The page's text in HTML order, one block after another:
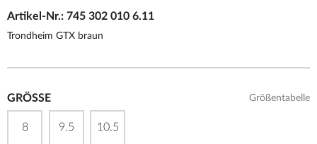
Artikel-Nr.: 745 302 010 6.11
Trondheim GTX braun
Größentabelle
GRÖSSE
8 9.5 10.5